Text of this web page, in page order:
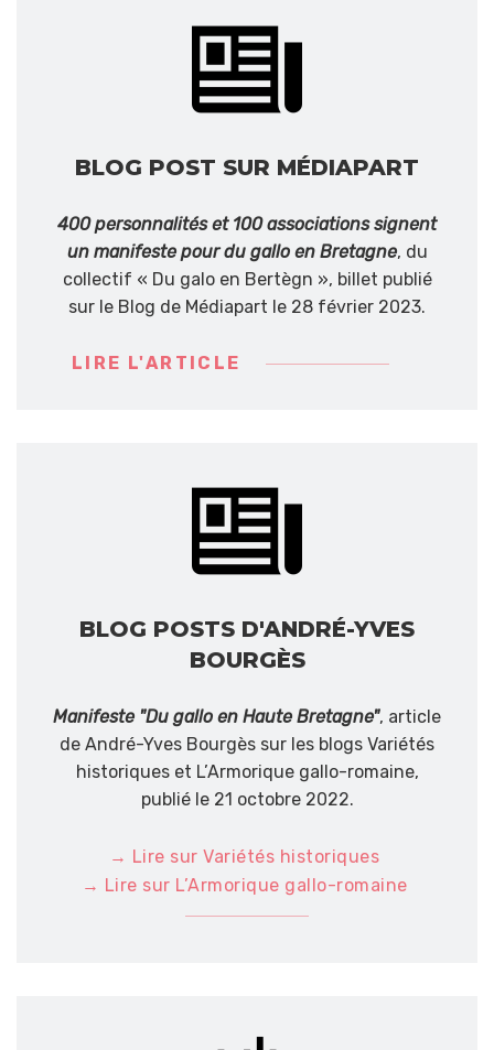
BLOG POST SUR MÉDIAPART
400 personnalités et 100 associations signent
un manifeste pour du gallo en Bretagne, du
collectif « Du galo en Bertègn », billet publié
sur le Blog de Médiapart le 28 février 2023.
LIRE L'ARTICLE
BLOG POSTS D'ANDRÉ-YVES
BOURGÈS
Manifeste "Du gallo en Haute Bretagne", article
de André-Yves Bourgès sur les blogs Variétés
historiques et L’Armorique gallo-romaine,
publié le 21 octobre 2022.
→ Lire sur Variétés historiques
→ Lire sur L’Armorique gallo-romaine